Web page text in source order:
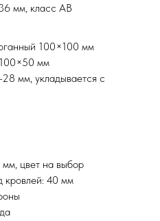
мм, класс АВ
100×100 мм
мм
мм, укладывается с
цвет на выбор
кровлей: 40 мм